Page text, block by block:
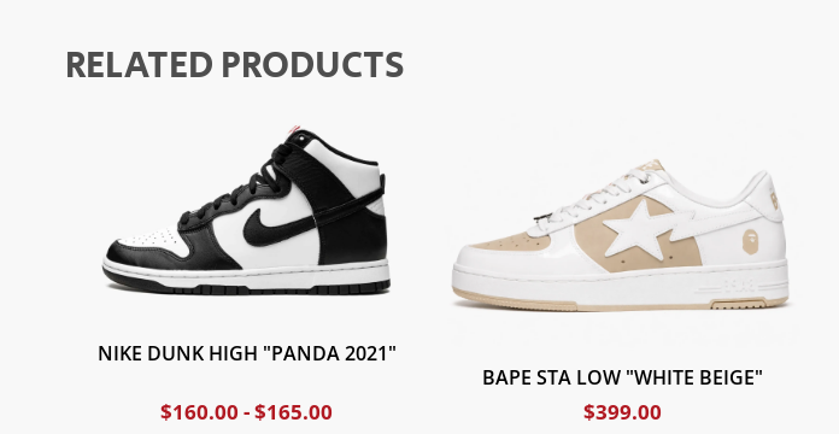
RELATED PRODUCTS
NIKE DUNK HIGH "PANDA 2021"
$160.00 -$165.00
BAPE STA LOW "WHITE BEIGE"
$399.00